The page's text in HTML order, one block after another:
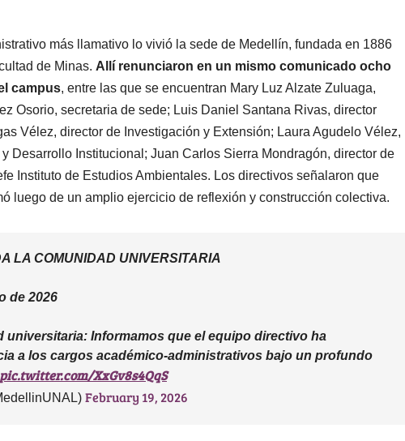
más llamativo lo vivió la sede de Medellín, fundada en 1886
de Minas. Allí renunciaron en un mismo comunicado ocho
campus, entre las que se encuentran Mary Luz Alzate Zuluaga,
Osorio, secretaria de sede; Luis Daniel Santana Rivas, director
Vélez, director de Investigación y Extensión; Laura Agudelo Vélez,
Desarrollo Institucional; Juan Carlos Sierra Mondragón, director de
Instituto de Estudios Ambientales. Los directivos señalaron que
luego de un amplio ejercicio de reflexión y construcción colectiva.
LA COMUNIDAD UNIVERSITARIA
de 2026
universitaria: Informamos que el equipo directivo ha
a los cargos académico-administrativos bajo un profundo
pic.twitter.com/XxGv8s4QqS
February 19, 2026